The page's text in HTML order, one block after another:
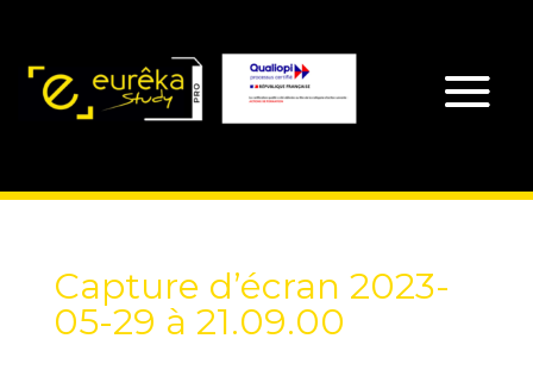
Capture d’écran 2023-
05-29 à 21.09.00